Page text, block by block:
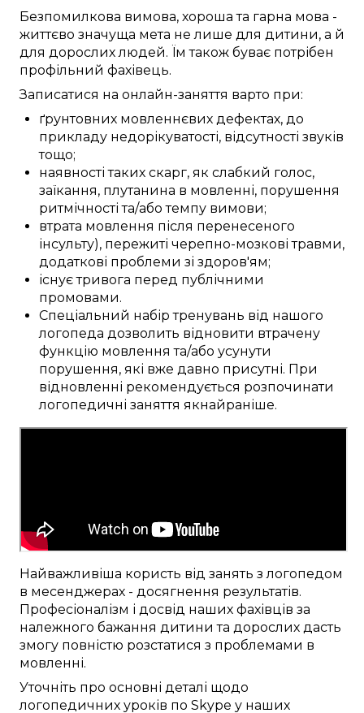
Безпомилкова вимова, хороша та гарна мова -
життєво значуща мета не лише для дитини, а й
для дорослихлюдей. Їмтакож буває потрібен
профільний фахівець.
Записатися на онлайн-заняття варто при:
ґрунтовних мовленнєвих дефектах, до
прикладу недорікуватості, відсутності звуків
тощо;
наявності таких скарг, як слабкий голос,
заїкання, плутанина в мовленні, порушення
ритмічності та/аботемпу вимови;
втрата мовлення після перенесеного
інсульту), пережиті черепно-мозкові травми,
додаткові проблеми зі здоров'ям;
існує тривога перед публічними
промовами.
Спеціальний набіртренувань від нашого
логопеда дозволить відновити втрачену
функцію мовлення та/або усунути
порушення, які вже давно присутні. При
відновленні рекомендується розпочинати
логопедичні заняття якнайраніше.
Найважливіша користь від занять з логопедом
в месенджерах - досягнення результатів.
Професіоналізм і досвід наших фахівців за
належного бажання дитини та дорослих дасть
змогу повністю розстатися з проблемами в
мовленні.
Уточніть про основні деталі щодо
логопедичних уроків по Skype у наших